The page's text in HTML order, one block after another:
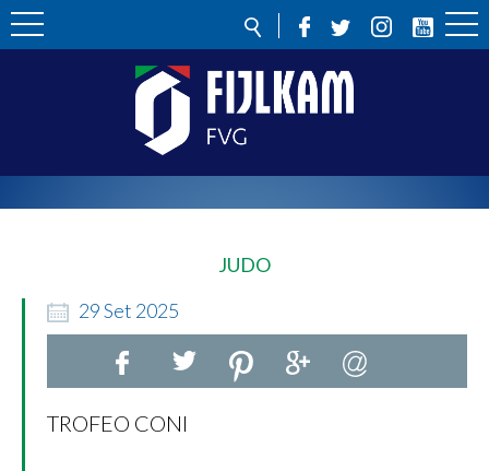
JUDO
29Set 2025
TROFEO CONI